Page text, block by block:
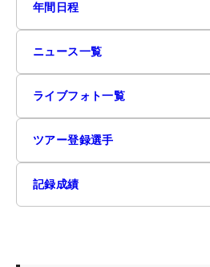
年間日程
ニュース一覧
ライブフォト一覧
ツアー登録選手
記録成績